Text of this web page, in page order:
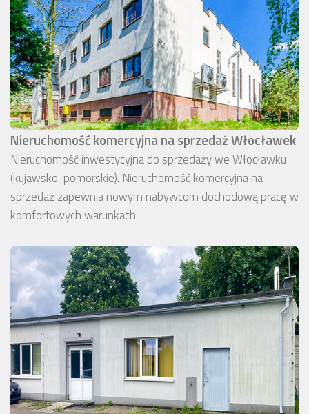
Nieruchomość komercyjna na sprzedaż Włocławek
Nieruchomość inwestycyjna do sprzedaży we Włocławku
(kujawsko-pomorskie). Nieruchomość komercyjna na
sprzedaż zapewnia nowym nabywcom dochodową pracę w
komfortowych warunkach.